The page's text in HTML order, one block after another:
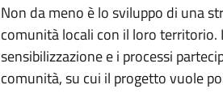
Non da meno è lo sviluppo di una
comunità locali con il loro territorio.
sensibilizzazione e i processi
comunità, su cui il progetto vuole